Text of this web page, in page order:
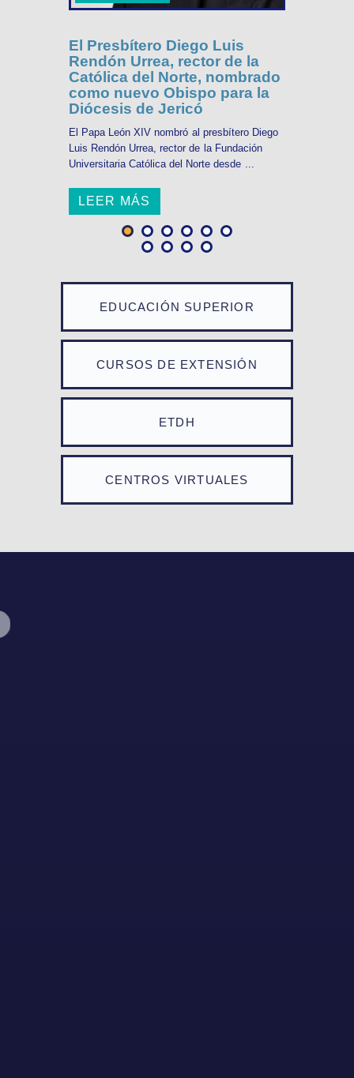
EDUCACIÓN SUPERIOR
CURSOS DE EXTENSIÓN
ETDH
CENTROS VIRTUALES
El Presbítero Diego Luis
Rendón Urrea, rector de la
Católica del Norte, nombrado
como nuevo Obispo para la
Diócesis de Jericó
El Papa León XIV nombró al presbítero Diego
Luis Rendón Urrea, rector de la Fundación
Universitaria Católica del Norte desde ...
LEER MÁS